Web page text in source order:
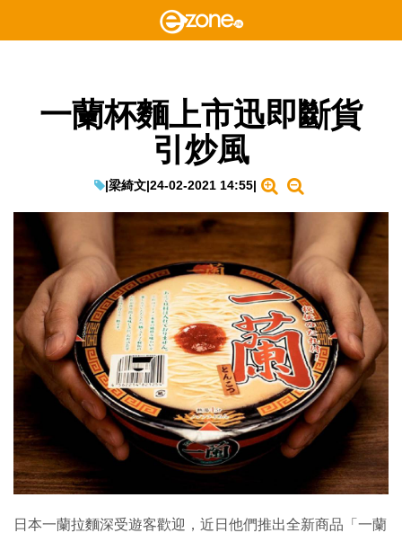
一蘭杯麵上市迅即斷貨
引炒風
|梁綺文|24-02-2021 14:55|
日本一蘭拉麵深受遊客歡迎，近日他們推出全新商品「一蘭